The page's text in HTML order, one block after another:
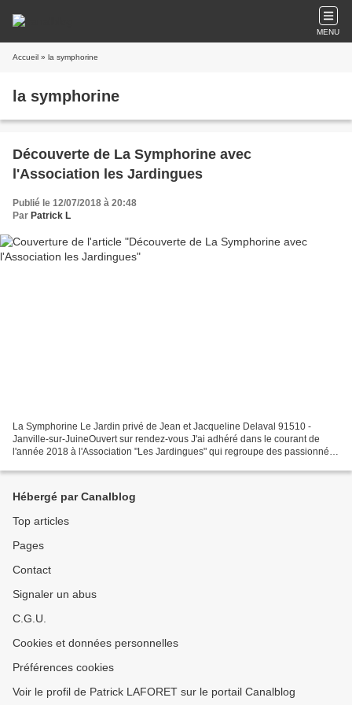
MENU
Accueil » la symphorine
la symphorine
Découverte de La Symphorine avec
l'Association les Jardingues
Publié le 12/07/2018 à 20:48
Par Patrick L
La Symphorine Le Jardin privé de Jean et Jacqueline Delaval 91510 -
Janville-sur-JuineOuvert sur rendez-vous J'ai adhéré dans le courant de
l'année 2018 à l'Association "Les Jardingues" qui regroupe des passionnés
Hébergé par Canalblog
Top articles
Pages
Contact
Signaler un abus
C.G.U.
Cookies et données personnelles
Préférences cookies
Voir le profil de Patrick LAFORET sur le portail Canalblog